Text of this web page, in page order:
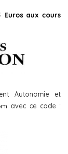
aux cours
Autonomie et
avec ce code :